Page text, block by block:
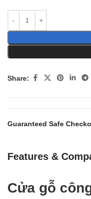
Share:
Guaranteed Safe
Features &
Cửa gỗ